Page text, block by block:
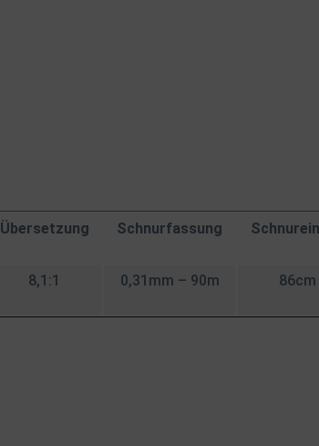
Übersetzung Schnurfassung
8,1:1 0,31mm – 90m 86cm